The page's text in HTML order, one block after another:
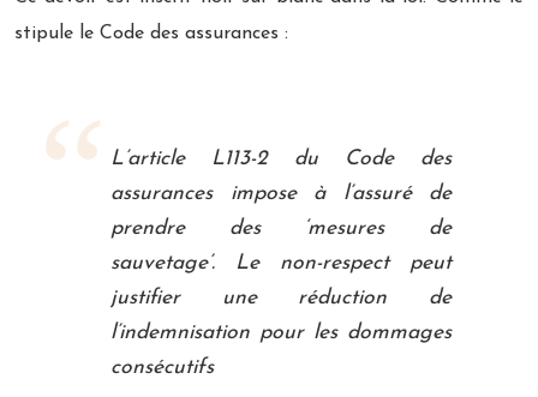
stipule le Code des assurances :
L’article L113-2 du Code des
assurances impose à l’assuré de
prendre des ‘mesures de
sauvetage’. Le non-respect peut
justifier une réduction de
l’indemnisation pour les dommages
consécutifs